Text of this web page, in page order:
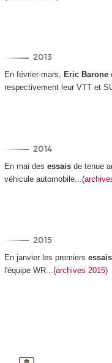
2013
En février-mars, Eric Barone
respectivement leur VTT et
2014
En mai des essaisde tenue
véhicule automobile...(
2015
En janvier les premiers
l'équipe WR...(archives 2015)